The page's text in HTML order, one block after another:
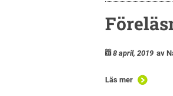
8 april, 2019 av
Läs mer